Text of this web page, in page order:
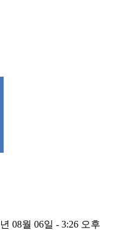
08월 06일 - 3:26 오후